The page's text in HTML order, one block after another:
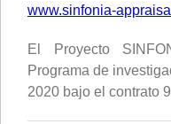
www.sinfonia-
El Proyecto
Programa de
2020 bajo el contrato